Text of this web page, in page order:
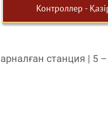
Контроллер -
станция |